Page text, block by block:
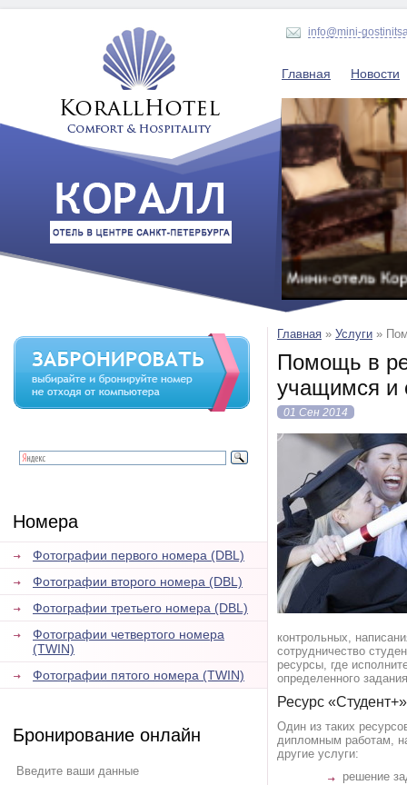
info@mini-
Главная Новости
Номера
Фотографии первого номера (DBL)
Фотографии второго номера (DBL)
Фотографии третьего номера (DBL)
Фотографии четвертого номера
(TWIN)
Фотографии пятого номера (TWIN)
Бронирование онлайн
Введите ваши данные
Главная » Услуги »
Помощь в
учащимся и
01 Сен 2014
контрольных,
сотрудничество
ресурсы, где
определенного
Ресурс «Студент+»
Один из таких
дипломным работам,
другие услуги:
решение